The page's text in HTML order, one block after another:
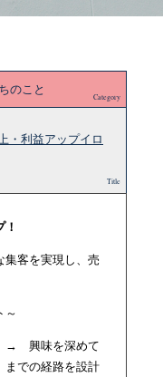
のこと
Category
・利益アップイロ
Title
集客を実現し、売
～
→ 興味を深めて
での経路を設計